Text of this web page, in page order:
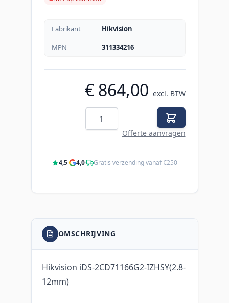
Fabrikant
Hikvision
MPN
311334216
€ 864,00 excl. BTW
Aantal
Offerte aanvragen
4,5· 4,0· Gratis verzending vanaf €250
OMSCHRIJVING
Hikvision iDS-2CD71166G2-IZHSY(2.8-
12mm)